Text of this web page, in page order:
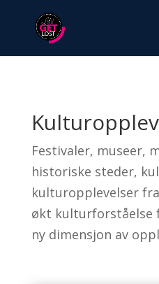
Festivaler, museer,
historiske steder,
kulturopplevelser
økt kulturforståelse
ny dimensjon av